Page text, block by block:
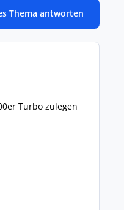
Thema antworten
Turbo zulegen